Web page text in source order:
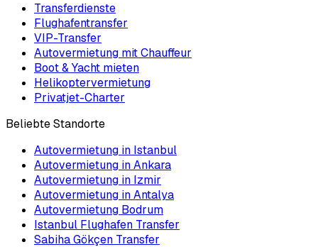
Transferdienste
Flughafentransfer
VIP-Transfer
Autovermietung mit Chauffeur
Boot & Yacht mieten
Helikoptervermietung
Privatjet-Charter
Beliebte Standorte
Autovermietung in Istanbul
Autovermietung in Ankara
Autovermietung in Izmir
Autovermietung in Antalya
Autovermietung Bodrum
Istanbul Flughafen Transfer
Sabiha Gökçen Transfer